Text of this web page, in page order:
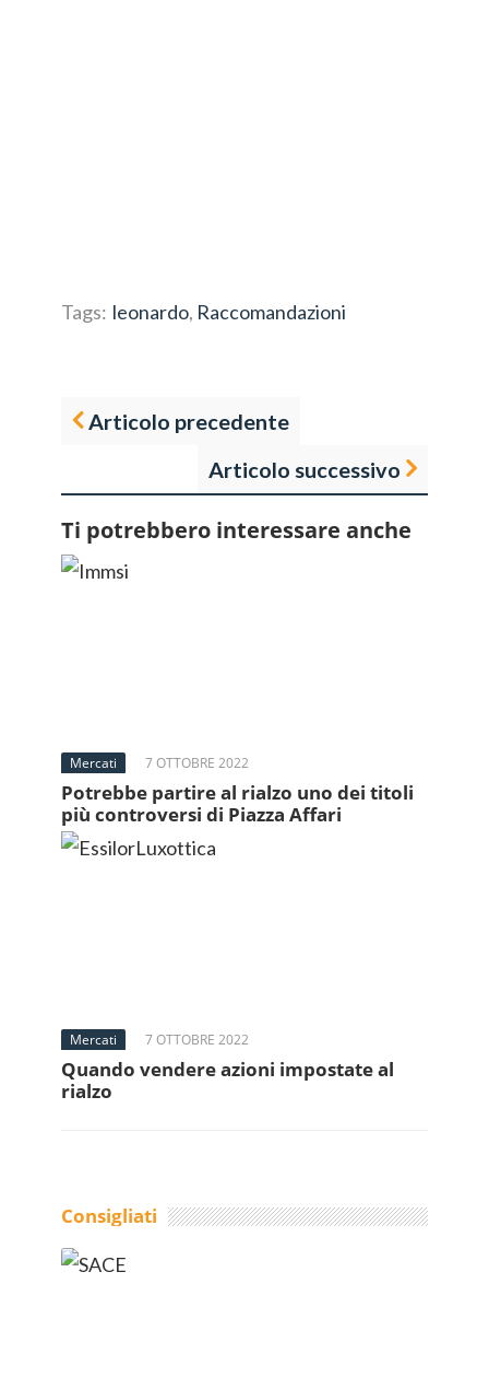
Tags: leonardo, Raccomandazioni
Articolo precedente
Articolo successivo
Ti potrebbero interessare anche
Mercati 7 OTTOBRE 2022
Potrebbe partire al rialzo uno dei titoli
più controversi di Piazza Affari
Mercati 7 OTTOBRE 2022
Quando vendere azioni impostate al
rialzo
Consigliati